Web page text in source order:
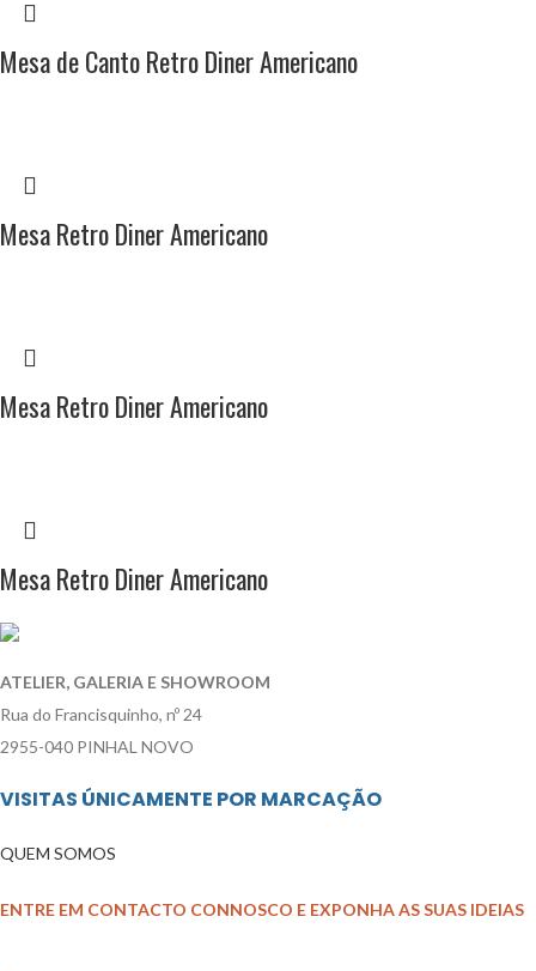
Mesa de Canto Retro Diner Americano
Mesa Retro Diner Americano
Mesa Retro Diner Americano
Mesa Retro Diner Americano
ATELIER, GALERIA E SHOWROOM
Rua do Francisquinho, nº 24
2955-040 PINHAL NOVO
VISITAS ÚNICAMENTE POR MARCAÇÃO
QUEM SOMOS
ENTRE EM CONTACTO CONNOSCO E EXPONHA AS SUAS IDEIAS